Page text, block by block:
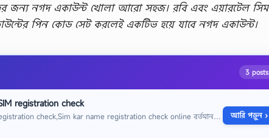
জন্য নগদ একাউন্ট খোলা আরো সহজ। রবি এবং এয়ারটেল সিম
পিন কোড সেট করলেই একটিভ হয়ে যাবে নগদ একাউন্ট।
3 posts
registration check
check,Sim kar name registration check online বর্তমান… আরি পড়ুন ›